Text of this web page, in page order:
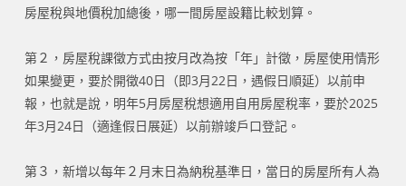
房屋稅與地價稅加總後，哪一間房屋設籍比較划算。
第２，房屋稅課徵方式由按月改為按「年」計徵，房屋使用情形
如果變更，要於開徵40日（即3月22日，遇假日順延）以前申
報，也就是說，明年5月房屋稅想適用自用房屋稅率，要於2025
年3月24日（適逢假日展延）以前辦竣戶口登記。
第３，新增以每年２月末日為納稅基準日，當日的房屋所有人為